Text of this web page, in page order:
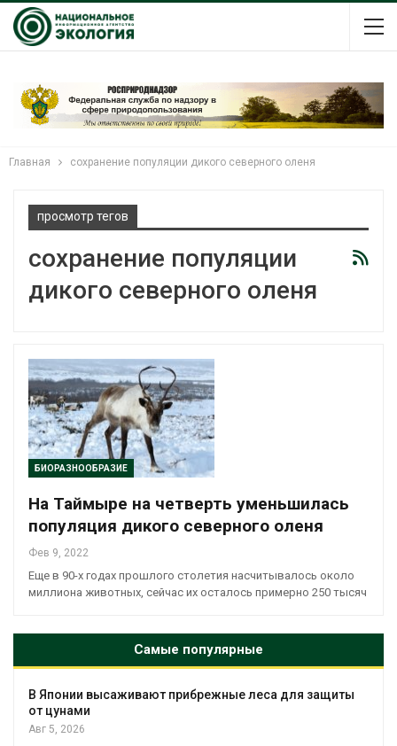
Главная сохранение популяции дикого северного оленя
просмотр тегов
сохранение популяции
дикого северного оленя
БИОРАЗНООБРАЗИЕ
На Таймыре на четверть уменьшилась
популяция дикого северного оленя
Фев 9, 2022
Еще в 90-х годах прошлого столетия насчитывалось около
миллиона животных, сейчас их осталось примерно 250 тысяч
Самые популярные
В Японии высаживают прибрежные леса для защиты
от цунами
Авг 5, 2026